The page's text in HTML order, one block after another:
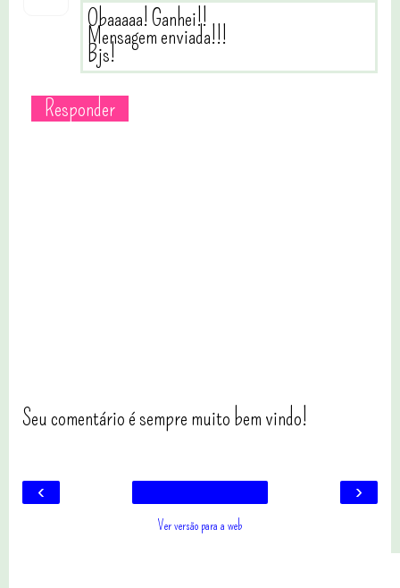
Obaaaaa! Ganhei!!
Mensagem enviada!!!
Bjs!
Responder
Seu comentário é sempre muito bem vindo!
‹ ›
Ver versão para a web